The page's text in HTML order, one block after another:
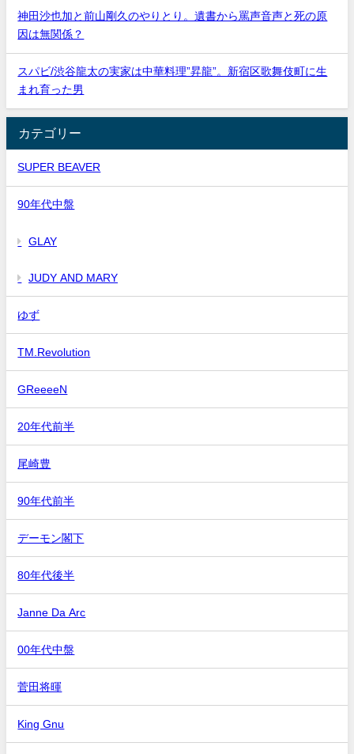
神田沙也加と前山剛久のやりとり。遺書から罵声音声と死の原
因は無関係？
スパビ/渋谷龍太の実家は中華料理”昇龍”。新宿区歌舞伎町に生
まれ育った男
カテゴリー
SUPER BEAVER
90年代中盤
GLAY
JUDY AND MARY
ゆず
TM.Revolution
GReeeeN
20年代前半
尾崎豊
90年代前半
デーモン閣下
80年代後半
Janne Da Arc
00年代中盤
菅田将暉
King Gnu